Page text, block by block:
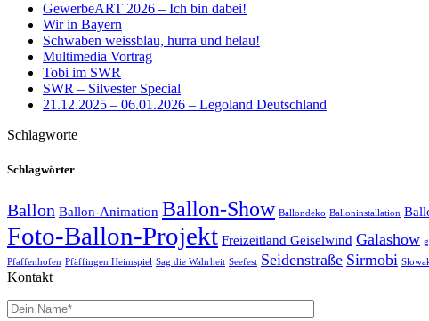
GewerbeART 2026 – Ich bin dabei!
Wir in Bayern
Schwaben weissblau, hurra und helau!
Multimedia Vortrag
Tobi im SWR
SWR – Silvester Special
21.12.2025 – 06.01.2026 – Legoland Deutschland
Schlagworte
Schlagwörter
Ballon Ballon-Animation Ballon-Show Ballondeko Balloninstallation
Foto-Ballon-Projekt Freizeitland Geiselwind Galashow
Pfaffenhofen Pfäffingen Heimspiel Sag die Wahrheit Seefest Seidenstraße Sirmobi
Kontakt